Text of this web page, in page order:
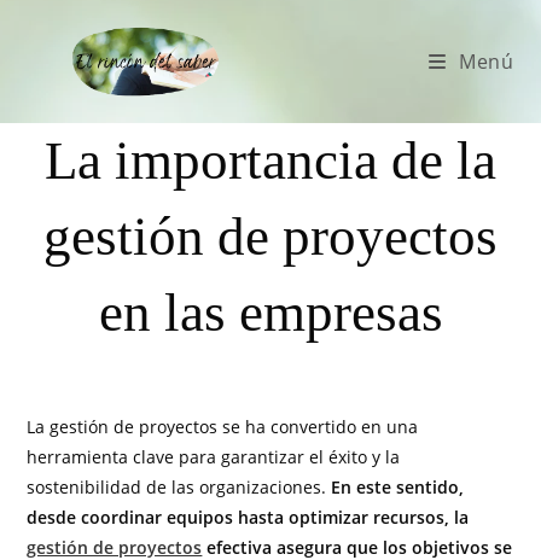
Menú
La importancia de la
gestión de proyectos
en las empresas
La gestión de proyectos se ha convertido en una
herramienta clave para garantizar el éxito y la
sostenibilidad de las organizaciones. En este sentido,
desde coordinar equipos hasta optimizar recursos, la
gestión de proyectos efectiva asegura que los objetivos se